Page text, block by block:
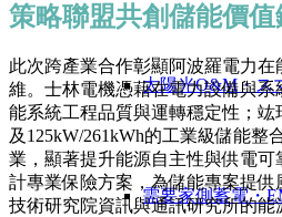
太陽光O&M・ス
需要家側蓄電・
策略聯盟共創儲能價值
此次跨產業合作彰顯阿波羅電力
維。士林電機憑藉在電力設備與
能系統工程品質與運轉穩定性；竑
及125kW/261kWh的工業級儲能整
業，顯著提升能源自主性與供電
計專業保險方案，為儲能專案提
技術研究院資訊與通訊研究所的能